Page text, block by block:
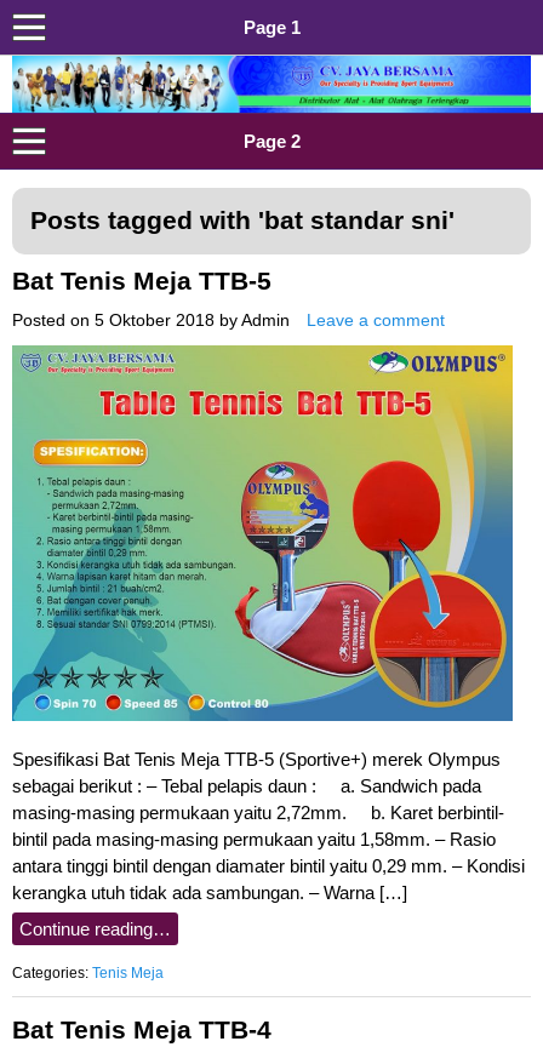
Page 1
Distributor Alat Olahraga
Jual Alat Olahraga Murah, Lengkap dan Berkualitas
Page 2
Posts tagged with 'bat standar sni'
Bat Tenis Meja TTB-5
Posted on 5 Oktober 2018 by Admin Leave a comment
Spesifikasi Bat Tenis Meja TTB-5 (Sportive+) merek Olympus
sebagai berikut : – Tebal pelapis daun : a. Sandwich pada
masing-masing permukaan yaitu 2,72mm. b. Karet berbintil-
bintil pada masing-masing permukaan yaitu 1,58mm. – Rasio
antara tinggi bintil dengan diamater bintil yaitu 0,29 mm. – Kondisi
kerangka utuh tidak ada sambungan. – Warna […]
Continue reading…
Categories: Tenis Meja
Bat Tenis Meja TTB-4